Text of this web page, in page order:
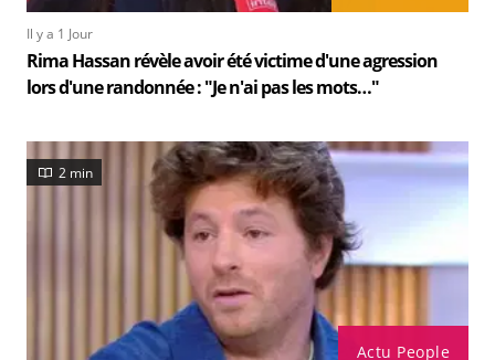
Il y a 1 Jour
Rima Hassan révèle avoir été victime d'une agression
lors d'une randonnée : "Je n'ai pas les mots…"
Actu People
2 min